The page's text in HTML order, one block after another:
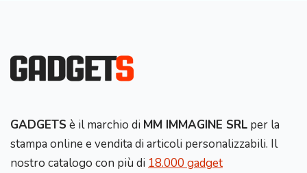
GADGETS è il marchio di MM IMMAGINE SRL per la
stampa online e vendita di articoli personalizzabili. Il
nostro catalogo con più di 18.000 gadget